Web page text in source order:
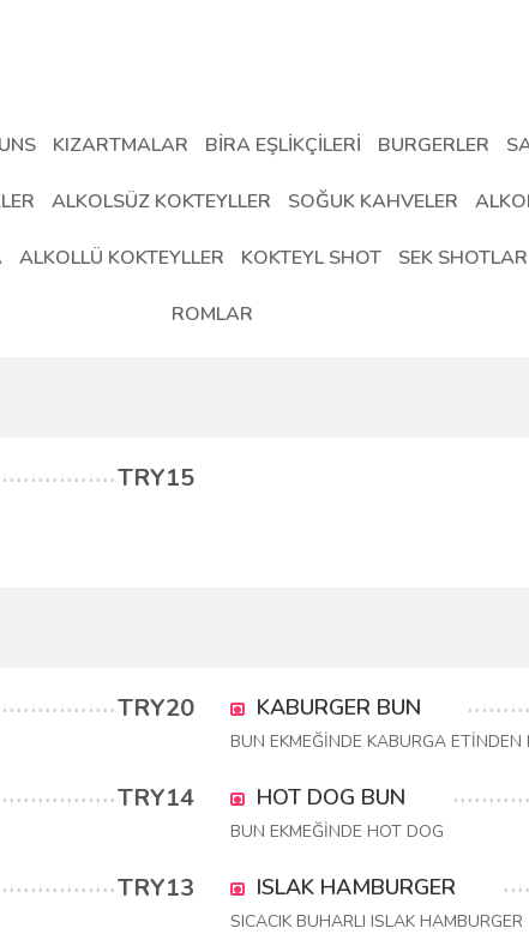
KIZARTMALAR BİRA EŞLİKÇİLERİ BURGERLER
ALKOLSÜZ KOKTEYLLER SOĞUK KAHVELER
ALKOLLÜ KOKTEYLLER KOKTEYL SHOT SEK SHOTLAR
ROMLAR
TRY15
TRY20 KABURGER BUN
BUN EKMEĞİNDE KABURGA ETİNDEN
TRY14 HOT DOG BUN
BUN EKMEĞİNDE HOT DOG
TRY13 ISLAK HAMBURGER
SICACIK BUHARLI ISLAK HAMBURGER